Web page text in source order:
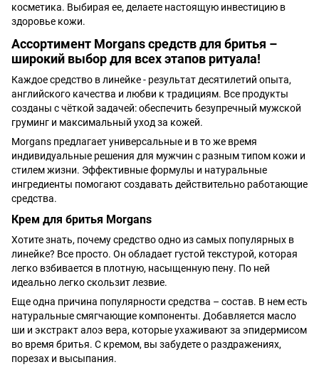
косметика. Выбирая ее, делаете настоящую инвестицию в
здоровье кожи.
Ассортимент Morgans средств для бритья –
широкий выбор для всех этапов ритуала!
Каждое средство в линейке - результат десятилетий опыта,
английского качества и любви к традициям. Все продукты
созданы с чёткой задачей: обеспечить безупречный мужской
груминг и максимальный уход за кожей.
Morgans предлагает универсальные и в то же время
индивидуальные решения для мужчин с разным типом кожи и
стилем жизни. Эффективные формулы и натуральные
ингредиенты помогают создавать действительно работающие
средства.
Крем для бритья Morgans
Хотите знать, почему средство одно из самых популярных в
линейке? Все просто. Он обладает густой текстурой, которая
легко взбивается в плотную, насыщенную пену. По ней
идеально легко скользит лезвие.
Еще одна причина популярности средства – состав. В нем есть
натуральные смягчающие компоненты. Добавляется масло
ши и экстракт алоэ вера, которые ухаживают за эпидермисом
во время бритья. С кремом, вы забудете о раздражениях,
порезах и высыпания.